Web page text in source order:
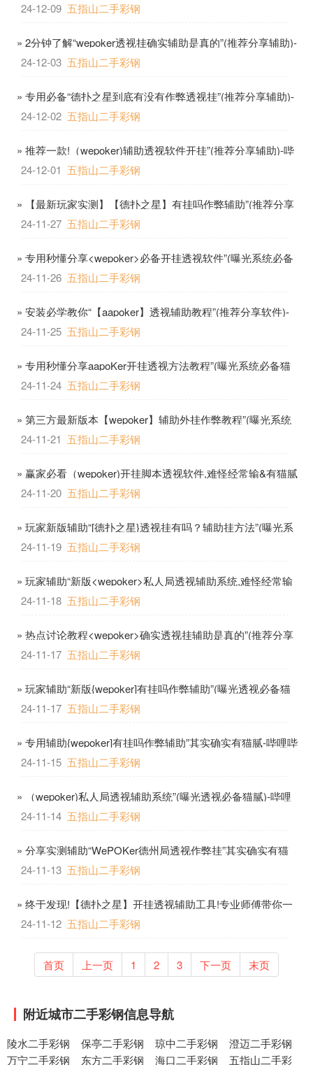
24-12-09 五指山二手彩钢
» 2分钟了解“wepoker透视挂确实辅助是真的”(推荐分享辅助)-
24-12-03 五指山二手彩钢
» 专用必备“德扑之星到底有没有作弊透视挂”(推荐分享辅助)-
24-12-02 五指山二手彩钢
» 推荐一款!（wepoker)辅助透视软件开挂”(推荐分享辅助)-哔
24-12-01 五指山二手彩钢
» 【最新玩家实测】【德扑之星】有挂吗作弊辅助”(推荐分享
24-11-27 五指山二手彩钢
» 专用秒懂分享<wepoker>必备开挂透视软件”(曝光系统必备
24-11-26 五指山二手彩钢
» 安装必学教你“【aapoker】透视辅助教程”(推荐分享软件)-
24-11-25 五指山二手彩钢
» 专用秒懂分享aapoKer开挂透视方法教程”(曝光系统必备猫
24-11-24 五指山二手彩钢
» 第三方最新版本【wepoker】辅助外挂作弊教程”(曝光系统
24-11-21 五指山二手彩钢
» 赢家必看（wepoker)开挂脚本透视软件,难怪经常输&有猫腻
24-11-20 五指山二手彩钢
» 玩家新版辅助“[德扑之星}透视挂有吗？辅助挂方法”(曝光系
24-11-19 五指山二手彩钢
» 玩家辅助“新版<wepoker>私人局透视辅助系统,难怪经常输
24-11-18 五指山二手彩钢
» 热点讨论教程<wepoker>确实透视挂辅助是真的”(推荐分享
24-11-17 五指山二手彩钢
» 玩家辅助“新版{wepoker]有挂吗作弊辅助”(曝光透视必备猫
24-11-17 五指山二手彩钢
» 专用辅助{wepoker]有挂吗作弊辅助”其实确实有猫腻-哔哩哔
24-11-15 五指山二手彩钢
» （wepoker)私人局透视辅助系统”(曝光透视必备猫腻)-哔哩
24-11-14 五指山二手彩钢
» 分享实测辅助“WePOKer德州局透视作弊挂”其实确实有猫
24-11-13 五指山二手彩钢
» 终于发现!【德扑之星】开挂透视辅助工具!专业师傅带你一
24-11-12 五指山二手彩钢
首页 上一页 1 2 3 下一页 末页
附近城市二手彩钢信息导航
陵水二手彩钢 保亭二手彩钢 琼中二手彩钢
澄迈二手彩钢
万宁二手彩钢
东方二手彩钢 海口二手彩钢 五指山二手彩